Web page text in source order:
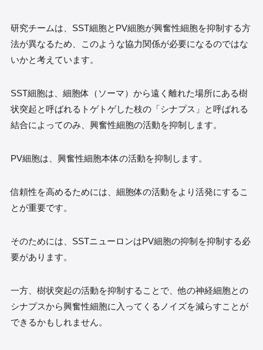
研究チームは、SST細胞とPV細胞が興奮性細胞を抑制する方
法が異なるため、このような協力関係が必要になるのではな
いかと考えています。
SST細胞は、細胞体（ソーマ）から遠く離れた場所にある樹
状突起と呼ばれるトゲトゲした枝の「シナプス」と呼ばれる
結合によってのみ、興奮性細胞の活動を抑制します。
PV細胞は、興奮性細胞本体の活動を抑制します。
信頼性を高めるためには、細胞体の活動をより活発にするこ
とが重要です。
そのためには、SSTニューロンはPV細胞の抑制を抑制する必
要があります。
一方、樹状突起の活動を抑制することで、他の神経細胞との
シナプスから興奮性細胞に入ってくるノイズを減らすことが
できるかもしれません。